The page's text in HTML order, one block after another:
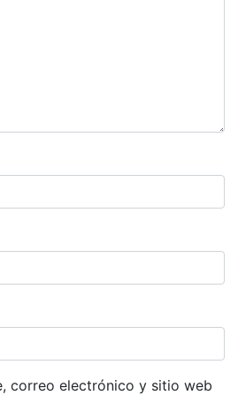
correo electrónico y sitio web